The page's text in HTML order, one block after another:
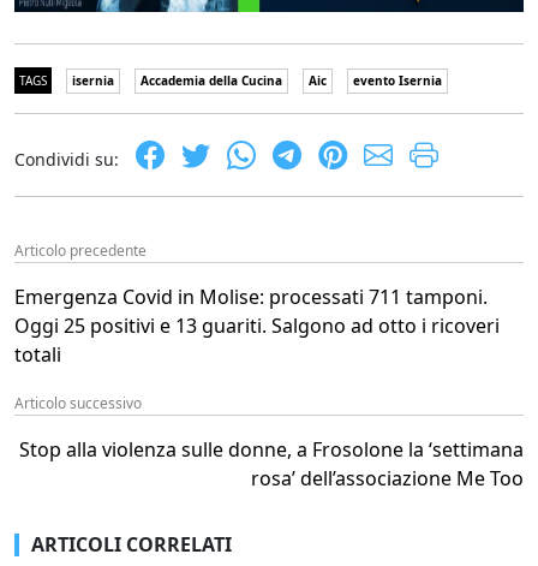
TAGS isernia Accademia della Cucina Aic evento Isernia
Condividi su:
Articolo precedente
Emergenza Covid in Molise: processati 711 tamponi.
Oggi 25 positivi e 13 guariti. Salgono ad otto i ricoveri
totali
Articolo successivo
Stop alla violenza sulle donne, a Frosolone la ‘settimana
rosa’ dell’associazione Me Too
ARTICOLI CORRELATI